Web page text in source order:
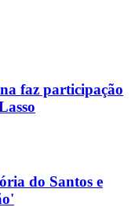
faz participação
do Santos e